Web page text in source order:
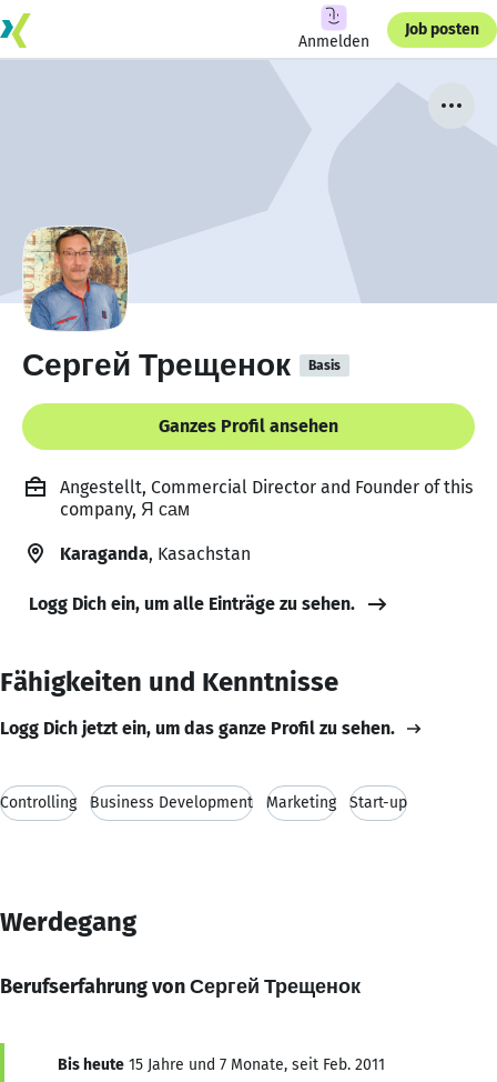
Anmelden
Job posten
Сергей Трещенок Basis
Ganzes Profil ansehen
Angestellt, Commercial Director and Founder of this
company, Я сам
Karaganda, Kasachstan
Logg Dich ein, um alle Einträge zu sehen.
Fähigkeiten und Kenntnisse
Logg Dich jetzt ein, um das ganze Profil zu sehen.
Controlling Business Development Marketing Start-up
Werdegang
Berufserfahrung von Сергей Трещенок
Bis heute 15 Jahre und 7 Monate, seit Feb. 2011